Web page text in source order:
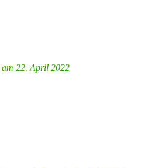
am 22. April 2022